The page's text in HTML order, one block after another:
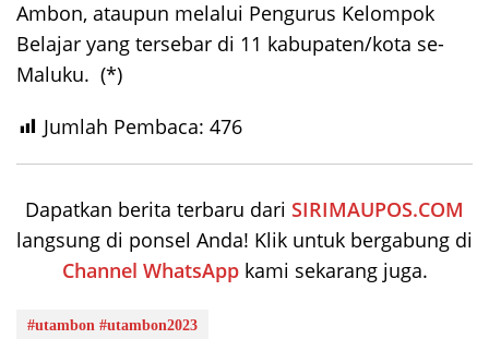
Ambon, ataupun melalui Pengurus Kelompok
Belajar yang tersebar di 11 kabupaten/kota se-
Maluku. (*)
Jumlah Pembaca: 476
Dapatkan berita terbaru dari SIRIMAUPOS.COM
langsung di ponsel Anda! Klik untuk bergabung di
Channel WhatsAppkami sekarang juga.
#utambon #utambon2023